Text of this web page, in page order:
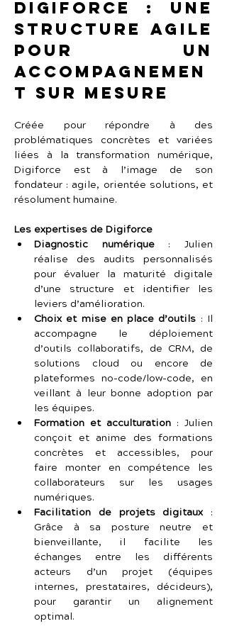
Digiforce : une
structure agile
pour un
accompagnemen
t sur mesure
Créée pour répondre à des
problématiques concrètes et variées
liées à la transformation numérique,
Digiforce est à l’image de son
fondateur : agile, orientée solutions, et
résolument humaine.
Les expertises de Digiforce
Diagnostic numérique : Julien
réalise des audits personnalisés
pour évaluer la maturité digitale
d’une structure et identifier les
leviers d’amélioration.
Choix et mise en place d’outils : Il
accompagne le déploiement
d’outils collaboratifs, de CRM, de
solutions cloud ou encore de
plateformes no-code/low-code, en
veillant à leur bonne adoption par
les équipes.
Formation et acculturation : Julien
conçoit et anime des formations
concrètes et accessibles, pour
faire monter en compétence les
collaborateurs sur les usages
numériques.
Facilitation de projets digitaux :
Grâce à sa posture neutre et
bienveillante, il facilite les
échanges entre les différents
acteurs d’un projet (équipes
internes, prestataires, décideurs),
pour garantir un alignement
optimal.